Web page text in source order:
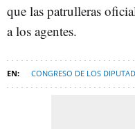
que las patrulleras
a los agentes.
CONGRESO DE LOS